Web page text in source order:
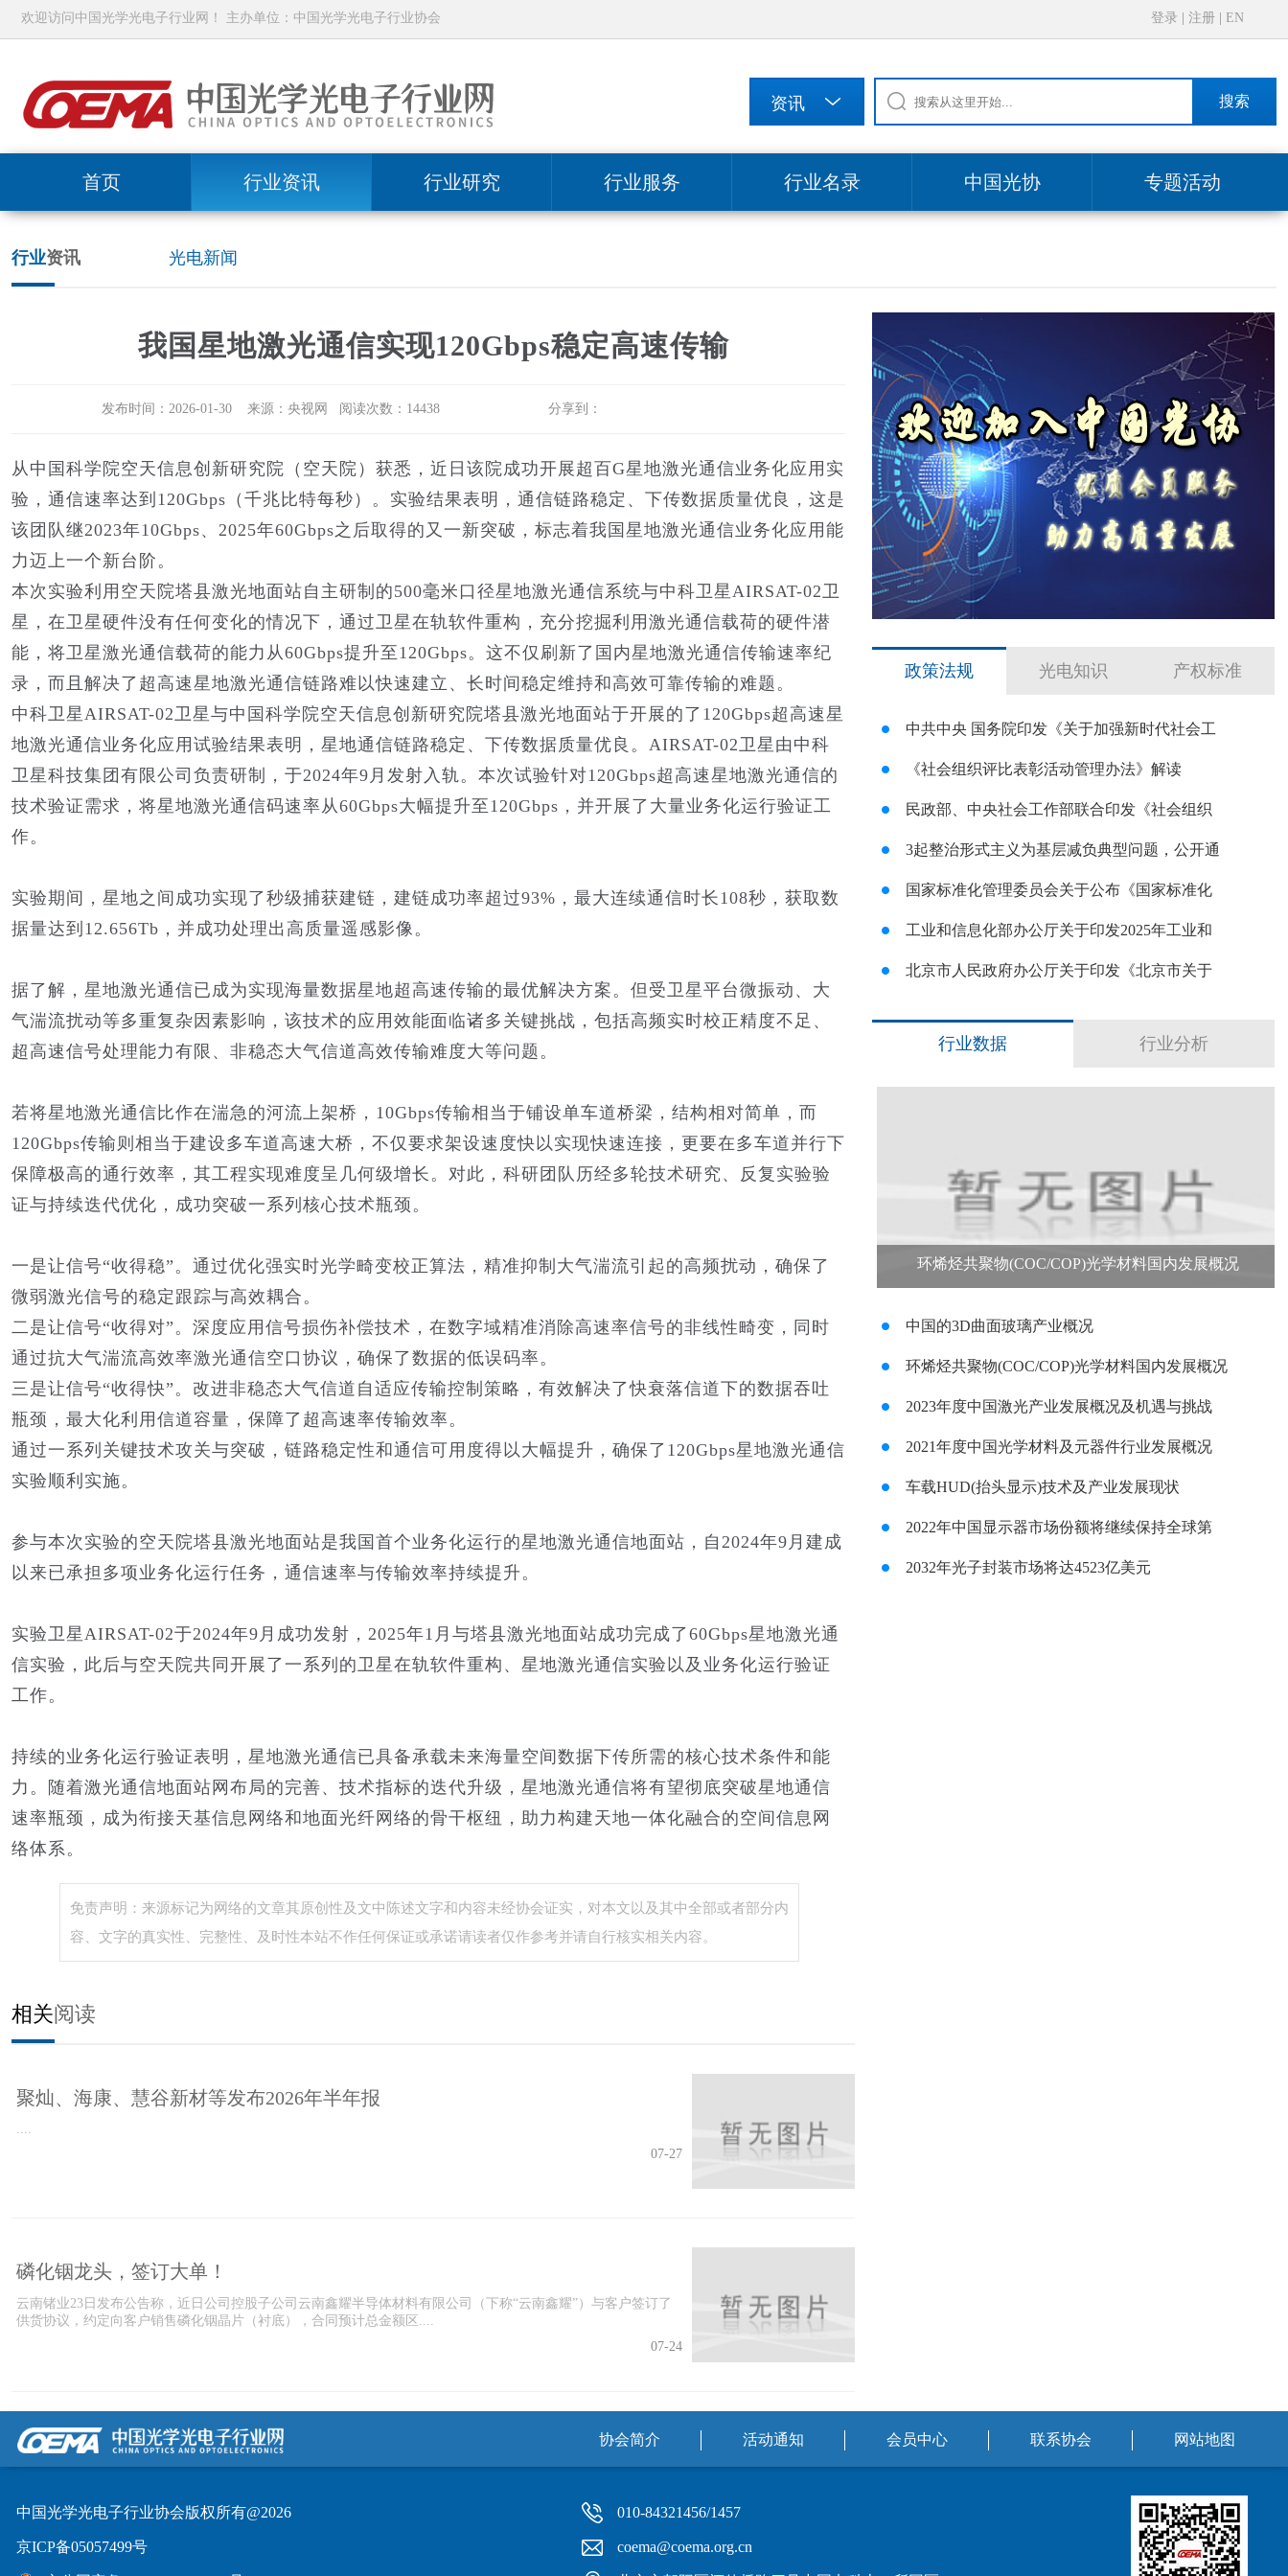
欢迎访问中国光学光电子行业网！ 主办单位：中国光学光电子行业协会 登录 注册 EN
搜索
首页 行业资讯 行业研究 行业服务 行业名录 中国光协 专题活动
行业资讯 光电新闻
我国星地激光通信实现120Gbps稳定高速传输
发布时间：2026-01-30 来源：央视网 阅读次数：14438 分享到：
从中国科学院空天信息创新研究院（空天院）获悉，近日该院成功开展超百G星地激光通信业务化应用实
验，通信速率达到120Gbps（千兆比特每秒）。实验结果表明，通信链路稳定、下传数据质量优良，这是
该团队继2023年10Gbps、2025年60Gbps之后取得的又一新突破，标志着我国星地激光通信业务化应用能
力迈上一个新台阶。
本次实验利用空天院塔县激光地面站自主研制的500毫米口径星地激光通信系统与中科卫星AIRSAT-02卫
星，在卫星硬件没有任何变化的情况下，通过卫星在轨软件重构，充分挖掘利用激光通信载荷的硬件潜
能，将卫星激光通信载荷的能力从60Gbps提升至120Gbps。这不仅刷新了国内星地激光通信传输速率纪
录，而且解决了超高速星地激光通信链路难以快速建立、长时间稳定维持和高效可靠传输的难题。
中科卫星AIRSAT-02卫星与中国科学院空天信息创新研究院塔县激光地面站于开展的了120Gbps超高速星
地激光通信业务化应用试验结果表明，星地通信链路稳定、下传数据质量优良。AIRSAT-02卫星由中科
卫星科技集团有限公司负责研制，于2024年9月发射入轨。本次试验针对120Gbps超高速星地激光通信的
技术验证需求，将星地激光通信码速率从60Gbps大幅提升至120Gbps，并开展了大量业务化运行验证工
作。
实验期间，星地之间成功实现了秒级捕获建链，建链成功率超过93%，最大连续通信时长108秒，获取数
据量达到12.656Tb，并成功处理出高质量遥感影像。
据了解，星地激光通信已成为实现海量数据星地超高速传输的最优解决方案。但受卫星平台微振动、大
气湍流扰动等多重复杂因素影响，该技术的应用效能面临诸多关键挑战，包括高频实时校正精度不足、
超高速信号处理能力有限、非稳态大气信道高效传输难度大等问题。
若将星地激光通信比作在湍急的河流上架桥，10Gbps传输相当于铺设单车道桥梁，结构相对简单，而
120Gbps传输则相当于建设多车道高速大桥，不仅要求架设速度快以实现快速连接，更要在多车道并行下
保障极高的通行效率，其工程实现难度呈几何级增长。对此，科研团队历经多轮技术研究、反复实验验
证与持续迭代优化，成功突破一系列核心技术瓶颈。
一是让信号“收得稳”。通过优化强实时光学畸变校正算法，精准抑制大气湍流引起的高频扰动，确保了
微弱激光信号的稳定跟踪与高效耦合。
二是让信号“收得对”。深度应用信号损伤补偿技术，在数字域精准消除高速率信号的非线性畸变，同时
通过抗大气湍流高效率激光通信空口协议，确保了数据的低误码率。
三是让信号“收得快”。改进非稳态大气信道自适应传输控制策略，有效解决了快衰落信道下的数据吞吐
瓶颈，最大化利用信道容量，保障了超高速率传输效率。
通过一系列关键技术攻关与突破，链路稳定性和通信可用度得以大幅提升，确保了120Gbps星地激光通信
实验顺利实施。
参与本次实验的空天院塔县激光地面站是我国首个业务化运行的星地激光通信地面站，自2024年9月建成
以来已承担多项业务化运行任务，通信速率与传输效率持续提升。
实验卫星AIRSAT-02于2024年9月成功发射，2025年1月与塔县激光地面站成功完成了60Gbps星地激光通
信实验，此后与空天院共同开展了一系列的卫星在轨软件重构、星地激光通信实验以及业务化运行验证
工作。
持续的业务化运行验证表明，星地激光通信已具备承载未来海量空间数据下传所需的核心技术条件和能
力。随着激光通信地面站网布局的完善、技术指标的迭代升级，星地激光通信将有望彻底突破星地通信
速率瓶颈，成为衔接天基信息网络和地面光纤网络的骨干枢纽，助力构建天地一体化融合的空间信息网
络体系。
免责声明：来源标记为网络的文章其原创性及文中陈述文字和内容未经协会证实，对本文以及其中全部或者部分内
容、文字的真实性、完整性、及时性本站不作任何保证或承诺请读者仅作参考并请自行核实相关内容。
相关阅读
聚灿、海康、慧谷新材等发布2026年半年报
....
07-27
磷化铟龙头，签订大单！
云南锗业23日发布公告称，近日公司控股子公司云南鑫耀半导体材料有限公司（下称“云南鑫耀”）与客户签订了
供货协议，约定向客户销售磷化铟晶片（衬底），合同预计总金额区....
07-24
政策法规 光电知识 产权标准
中共中央 国务院印发《关于加强新时代社会工
《社会组织评比表彰活动管理办法》解读
民政部、中央社会工作部联合印发《社会组织
3起整治形式主义为基层减负典型问题，公开通
国家标准化管理委员会关于公布《国家标准化
工业和信息化部办公厅关于印发2025年工业和
北京市人民政府办公厅关于印发《北京市关于
行业数据 行业分析
环烯烃共聚物(COC/COP)光学材料国内发展概况
中国的3D曲面玻璃产业概况
环烯烃共聚物(COC/COP)光学材料国内发展概况
2023年度中国激光产业发展概况及机遇与挑战
2021年度中国光学材料及元器件行业发展概况
车载HUD(抬头显示)技术及产业发展现状
2022年中国显示器市场份额将继续保持全球第
2032年光子封装市场将达4523亿美元
协会简介 活动通知 会员中心 联系协会 网站地图
中国光学光电子行业协会版权所有@2026
京ICP备05057499号
010-84321456/1457
coema@coema.org.cn